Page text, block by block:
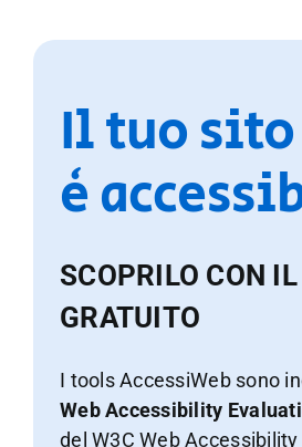
Il tuo
è
SCOPRILO CON
GRATUITO
I tools AccessiWeb sono
Web Accessibility
del W3C Web